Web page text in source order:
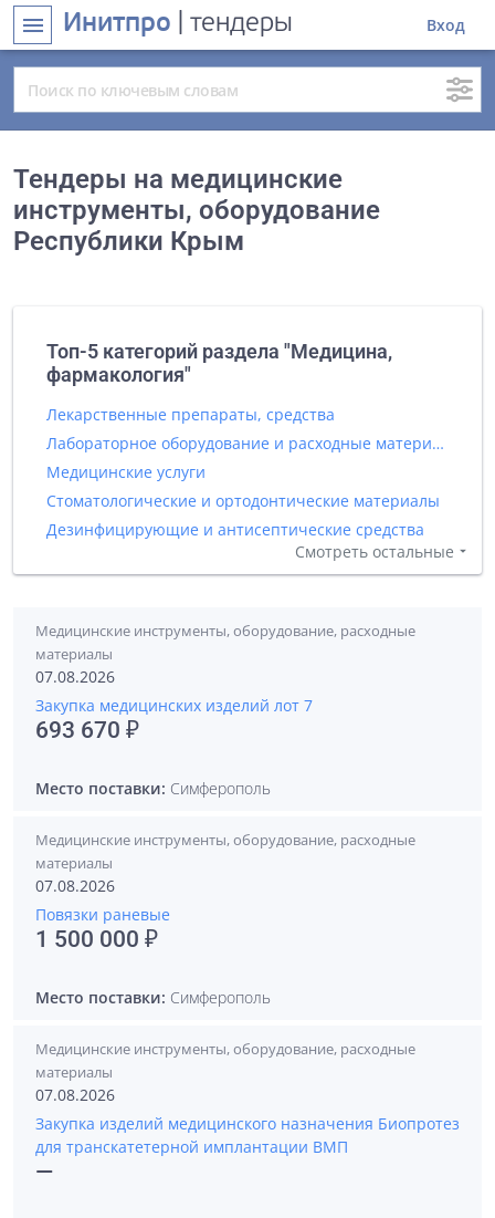
menu Инитпро | тендеры Вход
Тендеры на медицинские
инструменты, оборудование
Республики Крым
Топ-5 категорий раздела "Медицина,
фармакология"
Лекарственные препараты, средства
Лабораторное оборудование и расходные материалы
Медицинские услуги
Стоматологические и ортодонтические материалы
Дезинфицирующие и антисептические средства
Смотреть остальные
Медицинские инструменты, оборудование, расходные
материалы
07.08.2026
Закупка медицинских изделий лот 7
693 670 ₽
Место поставки: Симферополь
Медицинские инструменты, оборудование, расходные
материалы
07.08.2026
Повязки раневые
1 500 000 ₽
Место поставки: Симферополь
Медицинские инструменты, оборудование, расходные
материалы
07.08.2026
Закупка изделий медицинского назначения Биопротез
для транскатетерной имплантации ВМП
—